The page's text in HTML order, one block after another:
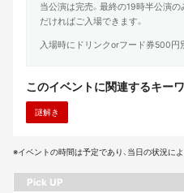
当公演は完売。最終の19時半公演
だければご入場できます。
入場時にドリンクorフード券500円
このイベントに関連するキー
謎解き
※イベントの時間は予定であり、当日の状況に
Pick UP